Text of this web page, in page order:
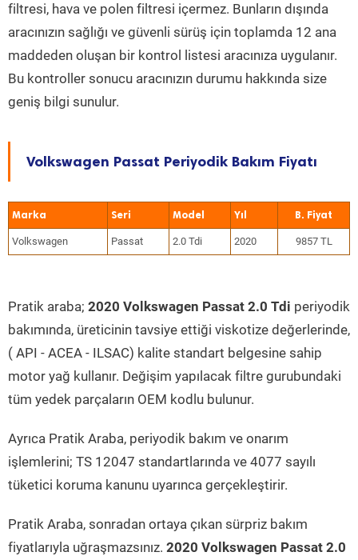
filtresi, hava ve polen filtresi içermez. Bunların dışında
aracınızın sağlığı ve güvenli sürüş için toplamda 12 ana
maddeden oluşan bir kontrol listesi aracınıza uygulanır.
Bu kontroller sonucu aracınızın durumu hakkında size
geniş bilgi sunulur.
Volkswagen Passat Periyodik Bakım Fiyatı
Marka Seri Model Yıl
Volkswagen Passat 2.0 Tdi 2020 9857 TL
Pratik araba; 2020 Volkswagen Passat 2.0 Tdi periyodik
bakımında, üreticinin tavsiye ettiği viskotize değerlerinde,
( API - ACEA - ILSAC) kalite standart belgesine sahip
motor yağ kullanır. Değişim yapılacak filtre gurubundaki
tüm yedek parçaların OEM kodlu bulunur.
Ayrıca Pratik Araba, periyodik bakım ve onarım
işlemlerini; TS 12047 standartlarında ve 4077 sayılı
tüketici koruma kanunu uyarınca gerçekleştirir.
Pratik Araba, sonradan ortaya çıkan sürpriz bakım
fiyatlarıyla uğraşmazsınız. 2020 Volkswagen Passat 2.0